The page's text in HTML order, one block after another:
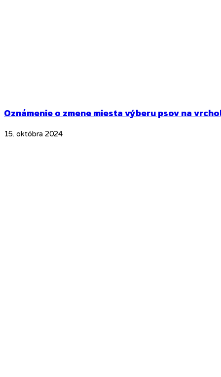
Oznámenie o zmene miesta výberu psov na
15. októbra 2024